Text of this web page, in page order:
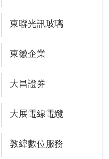
東聯光訊玻璃
東徽企業
大昌證券
大展電線電纜
敦緯數位服務